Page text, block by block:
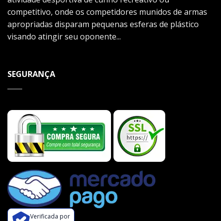
competitivo, onde os competidores munidos de armas
apropriadas disparam pequenas esferas de plástico
visando atingir seu oponente...
SEGURANÇA
Verificada por